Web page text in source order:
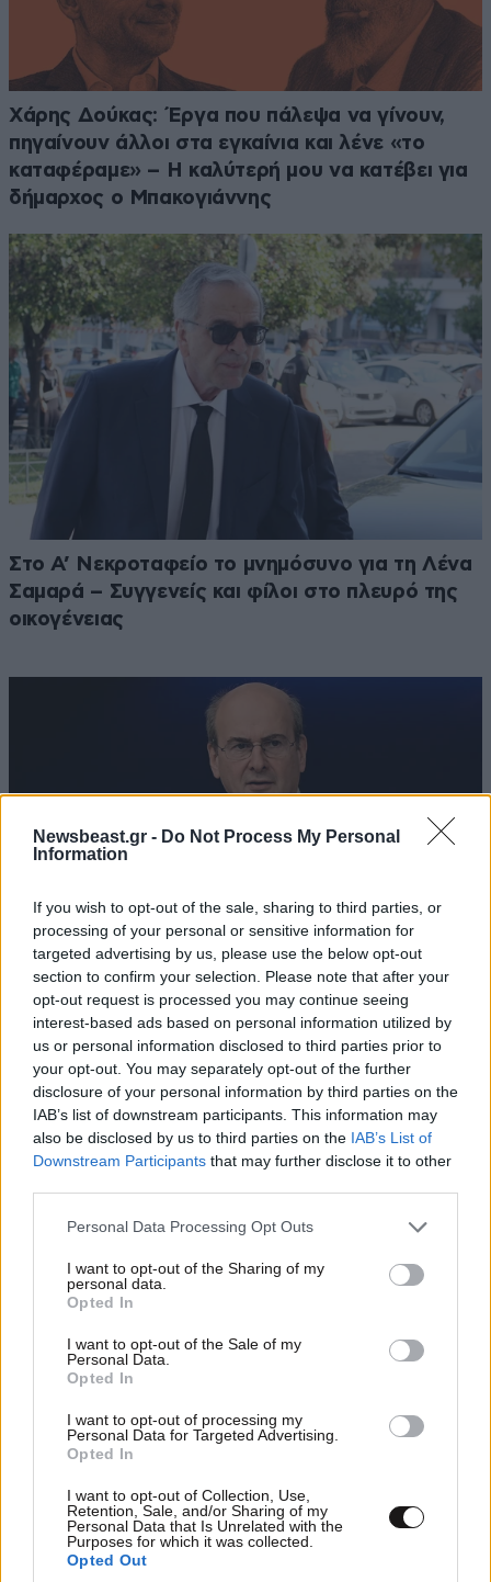
Newsbeast.gr - Do Not Process My Personal
Information
If you wish to opt-out of the sale, sharing to third parties, or
processing of your personal or sensitive information for
targeted advertising by us, please use the below opt-out
section to confirm your selection. Please note that after your
opt-out request is processed you may continue seeing
interest-based ads based on personal information utilized by
us or personal information disclosed to third parties prior to
your opt-out. You may separately opt-out of the further
disclosure of your personal information by third parties on the
IAB’s list of downstream participants. This information may
also be disclosed by us to third parties on the IAB’s List of
Downstream Participants that may further disclose it to other
Please note that this website/app uses one or more Google
not limited to your visit or usage behaviour. You may click to
grant or deny consent to Google and its third-party tags to
use your data for below specified purposes in below Google
consent section.
Personal Data Processing Opt Outs
I want to opt-out of the Sharing of my
personal data.
Opted In
I want to opt-out of the Sale of my
Personal Data.
Opted In
I want to opt-out of processing my
Personal Data for Targeted Advertising.
Opted In
I want to opt-out of Collection, Use,
Retention, Sale, and/or Sharing of my
Personal Data that Is Unrelated with the
Purposes for which it was collected.
Opted Out
Χάρης Δούκας: Έργα που πάλεψα να γίνουν,
πηγαίνουν άλλοι στα εγκαίνια και λένε «το
καταφέραμε» – Η καλύτερή μου να κατέβει για
δήμαρχος ο Μπακογιάννης
Στο Α’ Νεκροταφείο το μνημόσυνο για τη Λένα
Σαμαρά – Συγγενείς και φίλοι στο πλευρό της
οικογένειας
Κ. Χατδηδάκης: Άκυρες οι εγκύκλιοι που δεν
έχουν δημοσιευτεί στις ιστοσελίδες των
φορέων – Τι θα ισχύει από 1η Οκτωβρίου
Διπλή παρουσία του Αλέξη Τσίπρα στη ΔΕΘ με
επίκεντρο το οικονομικό πρόγραμμα της ΕΛΑΣ